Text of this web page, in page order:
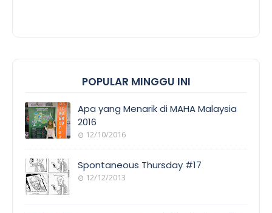
POPULAR MINGGU INI
Apa yang Menarik di MAHA Malaysia
2016
12/10/2016
Spontaneous Thursday #17
12/12/2013